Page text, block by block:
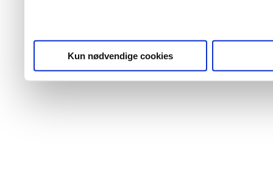
Kun nødvendige cookies